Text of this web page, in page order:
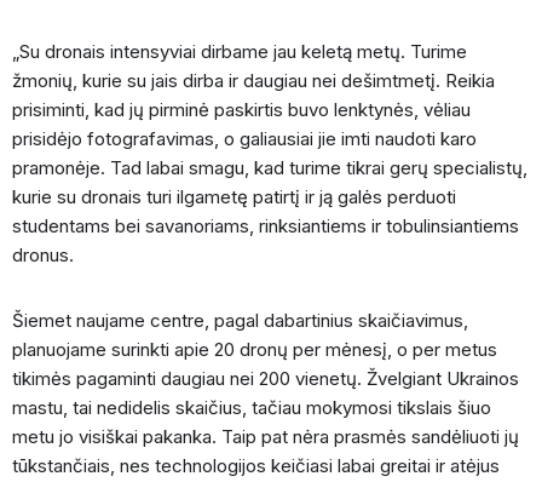
„Su dronais intensyviai dirbame jau keletą metų. Turime
žmonių, kurie su jais dirba ir daugiau nei dešimtmetį. Reikia
prisiminti, kad jų pirminė paskirtis buvo lenktynės, vėliau
prisidėjo fotografavimas, o galiausiai jie imti naudoti karo
pramonėje. Tad labai smagu, kad turime tikrai gerų specialistų,
kurie su dronais turi ilgametę patirtį ir ją galės perduoti
studentams bei savanoriams, rinksiantiems ir tobulinsiantiems
dronus.
Šiemet naujame centre, pagal dabartinius skaičiavimus,
planuojame surinkti apie 20 dronų per mėnesį, o per metus
tikimės pagaminti daugiau nei 200 vienetų. Žvelgiant Ukrainos
mastu, tai nedidelis skaičius, tačiau mokymosi tikslais šiuo
metu jo visiškai pakanka. Taip pat nėra prasmės sandėliuoti jų
tūkstančiais, nes technologijos keičiasi labai greitai ir atėjus